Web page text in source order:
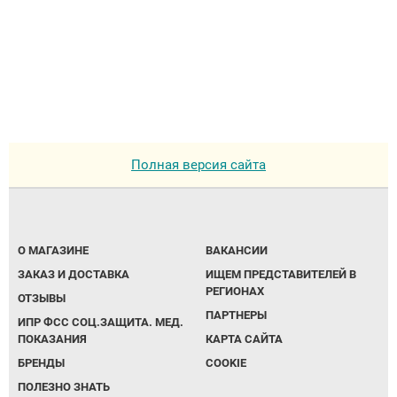
Полная версия сайта
О МАГАЗИНЕ
ЗАКАЗ И ДОСТАВКА
ОТЗЫВЫ
ИПР ФСС СОЦ.ЗАЩИТА. МЕД.
ПОКАЗАНИЯ
БРЕНДЫ
ПОЛЕЗНО ЗНАТЬ
ВАКАНСИИ
ИЩЕМ ПРЕДСТАВИТЕЛЕЙ В
РЕГИОНАХ
ПАРТНЕРЫ
КАРТА САЙТА
COOKIE
ОПОРЫ, ВЕРТИКАЛИЗАТОРЫ, Оборудование
Одежда ортопедическая (адаптивная) для
инвалидов
Индивидуальное изготовление